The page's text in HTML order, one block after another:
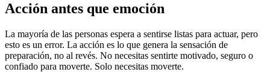
Acción antes que emoción
La mayoría de las personas espera a sentirse listas para actuar, pero
esto es un error. La acción es lo que genera la sensación de
preparación, no al revés. No necesitas sentirte motivado, seguro o
confiado para moverte. Solo necesitas moverte.